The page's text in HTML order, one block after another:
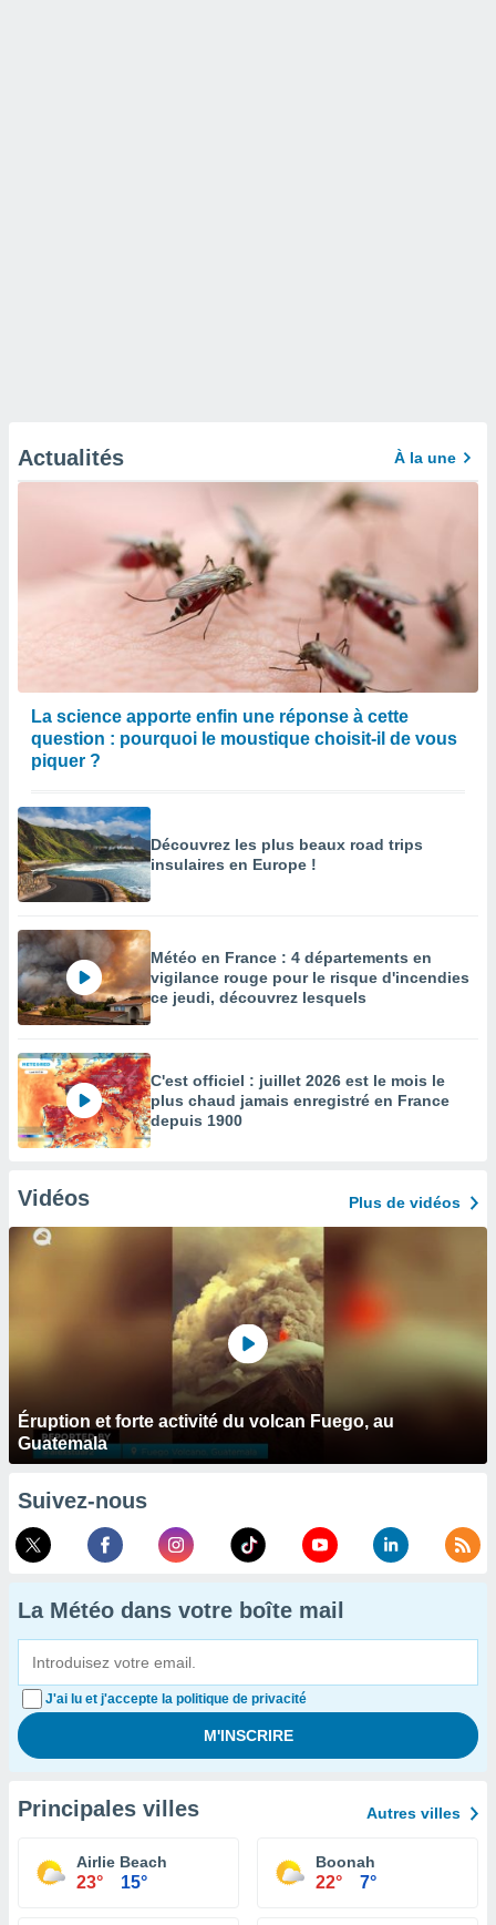
Actualités À la une
La science apporte enfin une réponse à cette
question : pourquoi le moustique choisit-il de vous
piquer ?
Découvrez les plus beaux road trips
insulaires en Europe !
Météo en France : 4 départements en
vigilance rouge pour le risque d'incendies
ce jeudi, découvrez lesquels
C'est officiel : juillet 2026 est le mois le
plus chaud jamais enregistré en France
depuis 1900
Vidéos Plus de vidéos
Éruption et forte activité du volcan Fuego, au
Guatemala
Suivez-nous
La Météo dans votre boîte mail
J'ai lu et j'accepte la politique de privacité
Principales villes Autres villes
Airlie Beach
23° 15°
Boonah
22° 7°